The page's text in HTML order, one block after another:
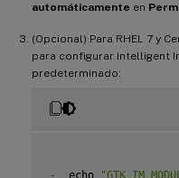
automáticamente en
(Opcional) Para RHEL 7 y
para configurar Intelligent
predeterminado:
-
  echo